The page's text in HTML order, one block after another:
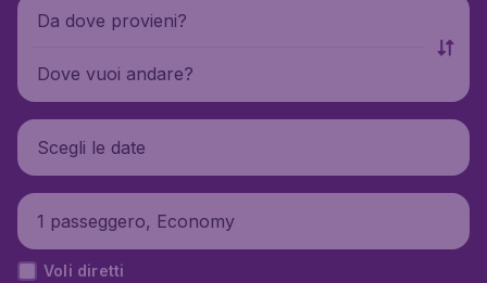
Da dove provieni?
Dove vuoi andare?
Scegli le date
1 passeggero, Economy
Voli diretti